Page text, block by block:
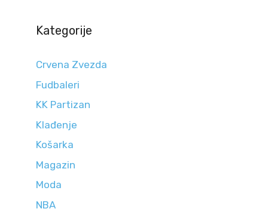
Kategorije
Crvena Zvezda
Fudbaleri
KK Partizan
Klađenje
Košarka
Magazin
Moda
NBA